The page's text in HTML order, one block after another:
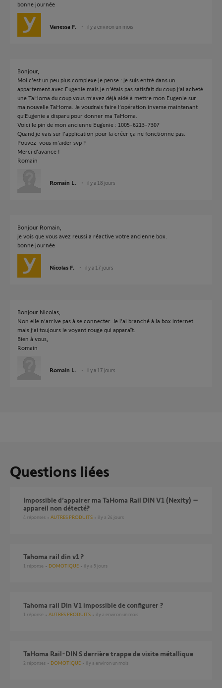
bonne journée
Vanessa F. il y a environ un mois
Bonjour,
Moi c’est un peu plus complexe je pense : je suis entré dans un
appartement avec Eugenie mais je n’étais pas satisfait du coup j’ai acheté
une TaHoma du coup vous m’avez déjà aidé à mettre mon Eugenie sur
ma nouvelle TaHoma. Je voudrais faire l’opération inverse maintenant
qu’Eugenie a disparu pour donner ma TaHoma.
Voici le pin de mon ancienne Eugenie : 1005-6213-7307
Quand je vais sur l’application pour la créer ça ne fonctionne pas.
Pouvez-vous m’aider svp ?
Merci d’avance !
Romain
Romain L. il y a 18 jours
Bonjour Romain,
je vois que vous avez reussi a réactive votre ancienne box.
bonne journée
Nicolas F. il y a 17 jours
Bonjour Nicolas,
Non elle n’arrive pas à se connecter. Je l’ai branché à la box internet
mais j’ai toujours le voyant rouge qui apparaît.
Bien à vous,
Romain
Romain L. il y a 17 jours
Questions liées
Impossible d’appairer ma TaHoma Rail DIN V1 (Nexity) –
appareil non détecté?
4 réponses AUTRES PRODUITS il y a 24 jours
Tahoma rail din v1 ?
1 réponse DOMOTIQUE il y a 5 jours
tahoma rail Din V1 impossible de configurer ?
1 réponse AUTRES PRODUITS il y a environ un mois
TaHoma Rail-DIN S derrière trappe de visite métallique
2 réponses DOMOTIQUE il y a environ un mois